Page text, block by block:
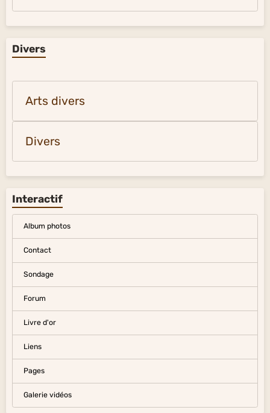
Divers
Arts divers
Divers
Interactif
Album photos
Contact
Sondage
Forum
Livre d'or
Liens
Pages
Galerie vidéos